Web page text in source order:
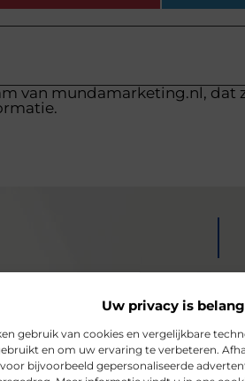
Uw privacy is
gebruik van cookies en vergelijkbare
en om uw ervaring te verbeteren.
bijvoorbeeld gepersonaliseerde
van mundamarketing.nl, dat